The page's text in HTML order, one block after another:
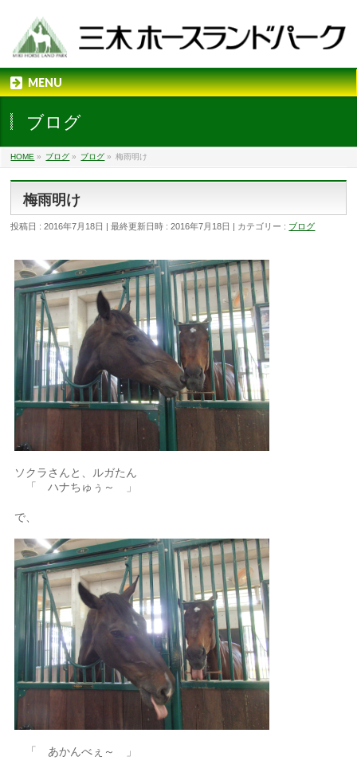
MENU
ブログ
HOME » ブログ » ブログ » 梅雨明け
梅雨明け
投稿日 : 2016年7月18日 最終更新日時 : 2016年7月18日 カテゴリー : ブログ
ソクラさんと、ルガたん
「 ハナちゅぅ～ 」
で、
「 あかんべぇ～ 」